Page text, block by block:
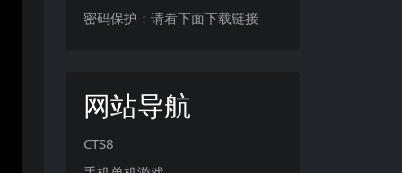
密码保护：请看下面下载链接
网站导航
CTS8